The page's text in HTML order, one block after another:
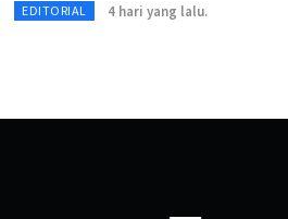
EDITORIAL 4 hari yang lalu.